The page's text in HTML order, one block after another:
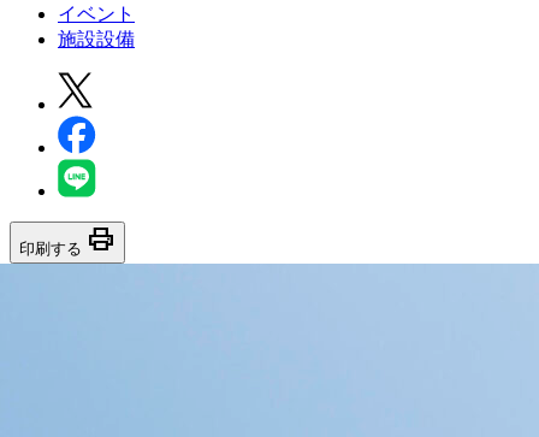
イベント
施設設備
印刷する print